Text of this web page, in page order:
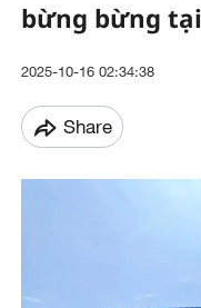
bừng bừng
2025-10-16 02:34:38
Share